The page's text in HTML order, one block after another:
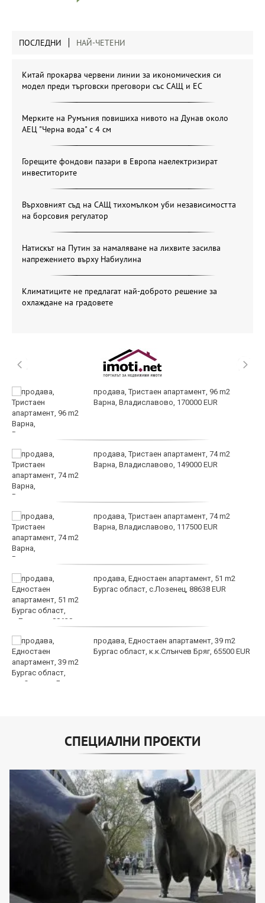
ПОСЛЕДНИ НАЙ-ЧЕТЕНИ
Китай прокарва червени линии за икономическия си
модел преди търговски преговори със САЩ и ЕС
Мерките на Румъния повишиха нивото на Дунав около
АЕЦ "Черна вода" с 4 см
Горещите фондови пазари в Европа наелектризират
инвеститорите
Върховният съд на САЩ тихомълком уби независимостта
на борсовия регулатор
Натискът на Путин за намаляване на лихвите засилва
напрежението върху Набиулина
Климатиците не предлагат най-доброто решение за
охлаждане на градовете
продава, Тристаен апартамент, 96 m2
Варна, Владиславово, 170000 EUR
продава, Тристаен апартамент, 74 m2
Варна, Владиславово, 149000 EUR
продава, Тристаен апартамент, 74 m2
Варна, Владиславово, 117500 EUR
продава, Едностаен апартамент, 51 m2
Бургас област, с.Лозенец, 88638 EUR
продава, Едностаен апартамент, 39 m2
Бургас област, к.к.Слънчев Бряг, 65500 EUR
СПЕЦИАЛНИ ПРОЕКТИ